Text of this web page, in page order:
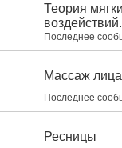
Теория
Последнее
Массаж
Последнее
Ресницы